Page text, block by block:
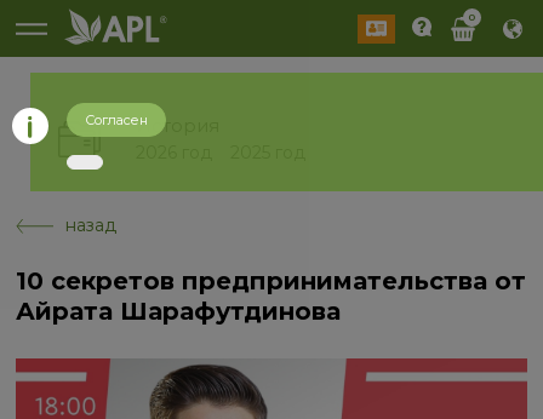
0
История
назад
10 секретов предпринимательства от
Айрата Шарафутдинова
Согласен